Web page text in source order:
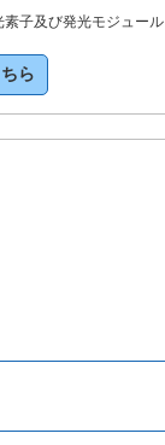
素子及び発光モジュール
ら